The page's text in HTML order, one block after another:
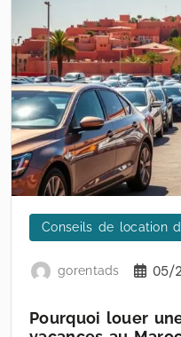
Conseils de location
gorentads 05/
Pourquoi louer